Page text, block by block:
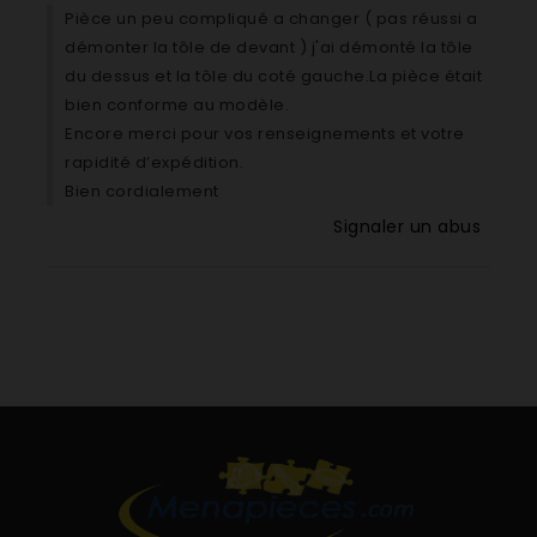
Brandt Sauter BOP7544LX-1 BOP7544LX
Brandt Sauter BOP7568BB-1 BOP7568BB
Brandt Sauter BOP7568LX-1 BOP7568LX
Brandt Sauter BOR7586GC-01 BOR7586GC
Brandt Sauter BXC5332X2 BXC5332X FEE
Brandt Sauter BXC5332X3 BXC5332X FEE
Brandt Sauter BXC5332X4 BXC5332X FEE
Brandt Sauter BXC5536X1 BXC5536X FEE
Brandt Sauter BXC6332W3 BXC6332W FEE
Brandt Sauter BXC6332W4 BXC6332W FEE
Brandt Sauter BXC6332X2 BXC6332X FEE
Pièce un peu compliqué a changer ( pas réussi a
démonter la tôle de devant ) j'ai démonté la tôle
du dessus et la tôle du coté gauche.La pièce était
bien conforme au modèle.
Encore merci pour vos renseignements et votre
rapidité d’expédition.
Bien cordialement
Signaler un abus